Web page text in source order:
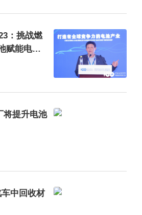
：挑战燃
赋能电动
将提升电池
中回收材